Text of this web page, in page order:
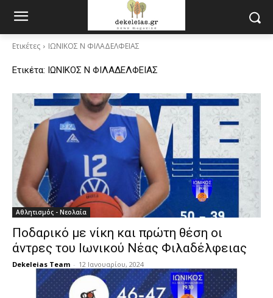
Ετικέτες ΙΩΝΙΚΟΣ Ν ΦΙΛΑΔΕΛΦΕΙΑΣ
Ετικέτα: ΙΩΝΙΚΟΣ Ν ΦΙΛΑΔΕΛΦΕΙΑΣ
Αθλητισμός - Νεολαία
Ποδαρικό με νίκη και πρώτη θέση οι
άντρες του Ιωνικού Νέας Φιλαδέλφειας
Dekeleias Team - 12 Ιανουαρίου, 2024